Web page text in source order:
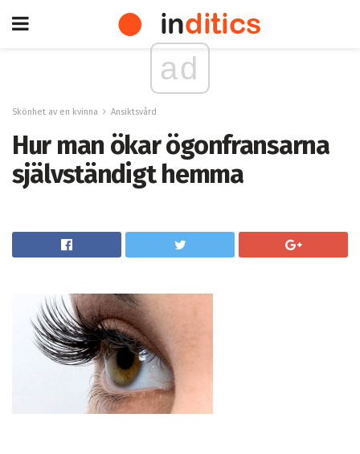
ad
Skönhet av en kvinna Ansiktsvård
Hur man ökar ögonfransarna
självständigt hemma